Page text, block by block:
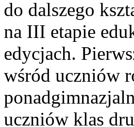
do dalszego
na III etapie
edycjach.
wśród uczniów
uczniów klas